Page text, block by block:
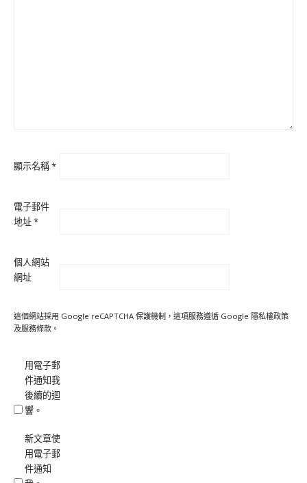
顯示名稱*
電子郵件
地址*
個人網站
網址
這個網站採用 Google reCAPTCHA 保護機制，這項服務遵循 Google 隱私權政策
及服務條款 。
用電子郵
件通知我
後續的迴
響。
新文章使
用電子郵
件通知